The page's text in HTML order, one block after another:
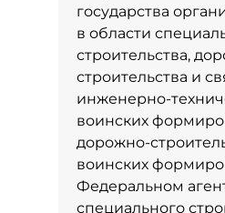
государства
в области
строительства,
строительства и
инженерно-
воинских
дорожно-
воинских
Федеральном
специального